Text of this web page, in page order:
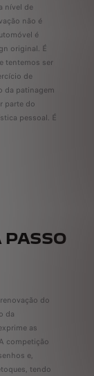
nível de
não é
é
original. É
tentemos ser
de
da patinagem
parte do
pessoal. É
PASSO
do
da
as
competição
e,
tendo